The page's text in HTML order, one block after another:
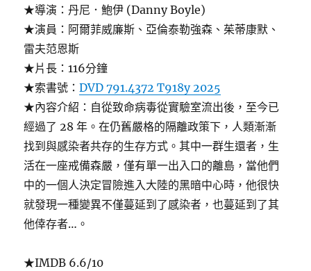
★導演：丹尼．鮑伊 (Danny Boyle)
★演員：阿爾菲威廉斯、亞倫泰勒強森、茱蒂康默、
雷夫范恩斯
★片長：116分鐘
★索書號：DVD 791.4372 T918y 2025
★內容介紹：自從致命病毒從實驗室流出後，至今已
經過了 28 年。在仍舊嚴格的隔離政策下，人類漸漸
找到與感染者共存的生存方式。其中一群生還者，生
活在一座戒備森嚴，僅有單一出入口的離島，當他們
中的一個人決定冒險進入大陸的黑暗中心時，他很快
就發現一種變異不僅蔓延到了感染者，也蔓延到了其
他倖存者…。
★IMDB 6.6/10